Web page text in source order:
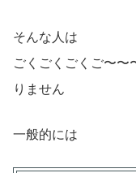
そんな人は
ごくごくごくご〜〜
りません
一般的には